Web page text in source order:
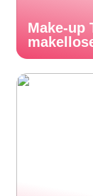
Make-up